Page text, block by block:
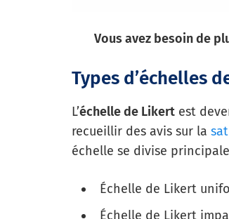
Vous avez besoin de
Types d’échelles
L’échelle de Likert est
recueillir des avis sur la
échelle se divise
Échelle de Likert
Échelle de Likert